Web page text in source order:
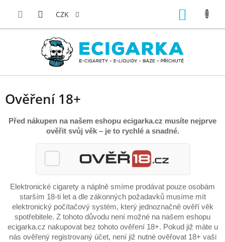
CZK
Ověření 18+
Před nákupen na našem eshopu ecigarka.cz musíte nejprve
ověřit svůj věk – je to rychlé a snadné.
Elektronické cigarety a náplně smíme prodávat pouze osobám
starším 18-ti let a dle zákonných požadavků musíme mít
elektronický počítačový systém, který jednoznačně ověří věk
spotřebitele. Z tohoto důvodu není možné na našem eshopu
ecigarka.cz nakupovat bez tohoto ověření 18+. Pokud již máte u
nás ověřený registrovaný účet, není již nutné ověřovat 18+ vaši